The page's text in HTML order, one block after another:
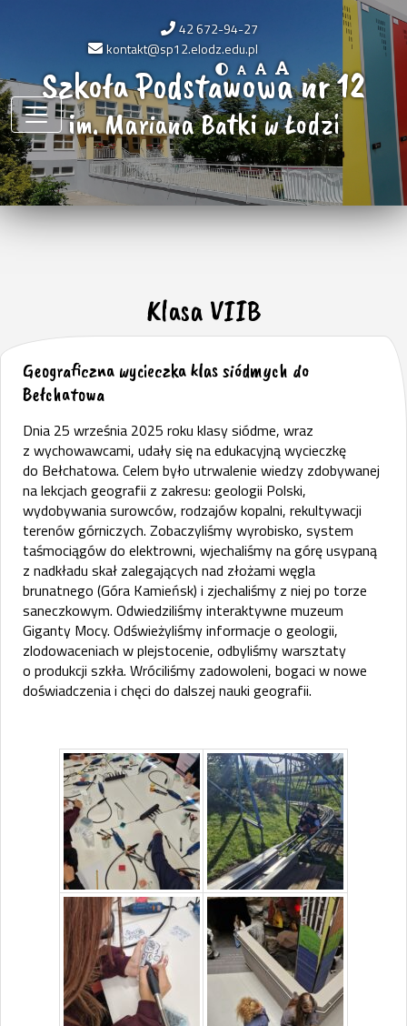
42 672-94-27
kontakt@sp12.elodz.edu.pl
Szkoła Podstawowa nr 12
im. Mariana Batki w Łodzi
Klasa VIIB
Geograficzna wycieczka klas siódmych do
Bełchatowa
Dnia 25 września 2025 roku klasy siódme, wraz
z wychowawcami, udały się na edukacyjną wycieczkę
do Bełchatowa. Celem było utrwalenie wiedzy zdobywanej
na lekcjach geografii z zakresu: geologii Polski,
wydobywania surowców, rodzajów kopalni, rekultywacji
terenów górniczych. Zobaczyliśmy wyrobisko, system
taśmociągów do elektrowni, wjechaliśmy na górę usypaną
z nadkładu skał zalegających nad złożami węgla
brunatnego (Góra Kamieńsk) i zjechaliśmy z niej po torze
saneczkowym. Odwiedziliśmy interaktywne muzeum
Giganty Mocy. Odświeżyliśmy informacje o geologii,
zlodowaceniach w plejstocenie, odbyliśmy warsztaty
o produkcji szkła. Wróciliśmy zadowoleni, bogaci w nowe
doświadczenia i chęci do dalszej nauki geografii.